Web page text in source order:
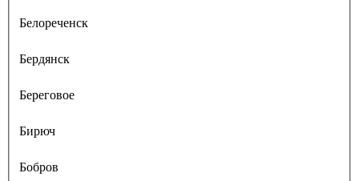
Белореченск
Бердянск
Береговое
Бирюч
Бобров